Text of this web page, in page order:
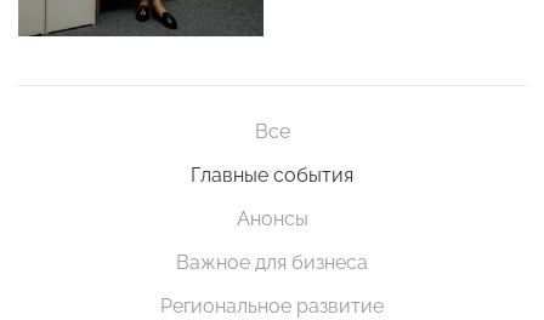
Все
Главные события
Анонсы
Важное для бизнеса
Региональное развитие